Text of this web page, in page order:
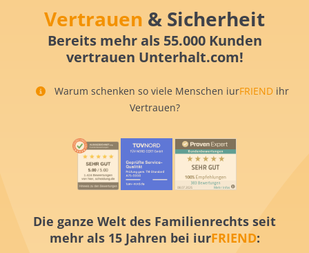
Vertrauen & Sicherheit
Bereits mehr als 55.000 Kunden
vertrauen Unterhalt.com!
Warum schenken so viele Menschen iurFRIEND ihr
Vertrauen?
Die ganze Welt des Familienrechts seit
mehr als 15 Jahren bei iurFRIEND: